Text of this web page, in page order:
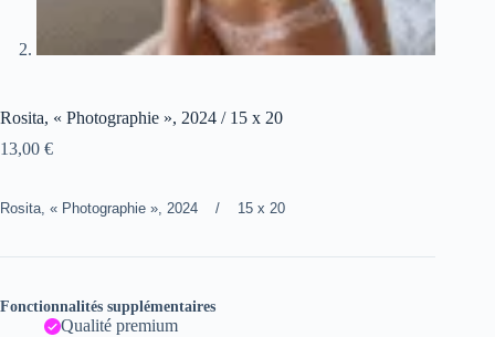
Rosita, « Photographie », 2024 / 15 x 20
13,00 €
Rosita, « Photographie », 2024 / 15 x 20
Fonctionnalités supplémentaires
Qualité premium